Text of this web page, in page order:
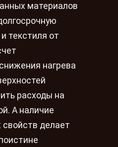
материалов
текстиля от
нагрева
расходы на
А наличие
делает